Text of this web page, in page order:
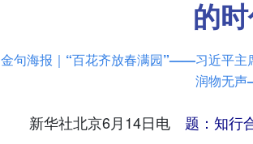
的
金句海报｜“百花齐放春满园”——习近平主
润物无
新华社北京6月14日电 题：知行